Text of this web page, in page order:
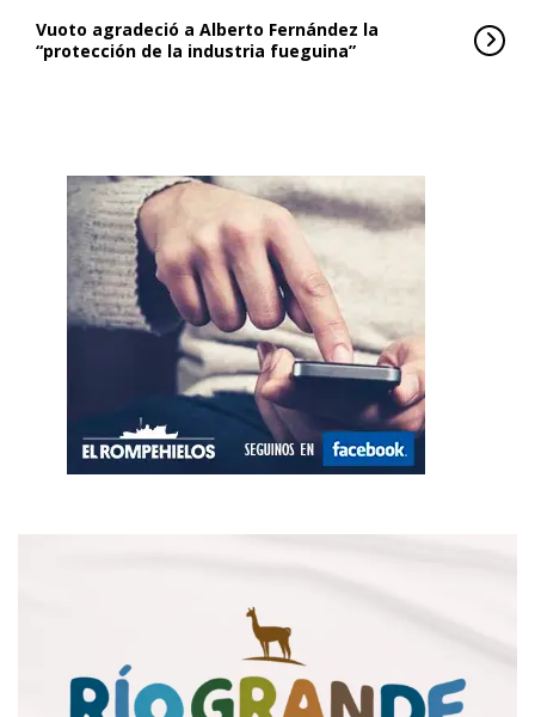
Vuoto agradeció a Alberto Fernández la
“protección de la industria fueguina”